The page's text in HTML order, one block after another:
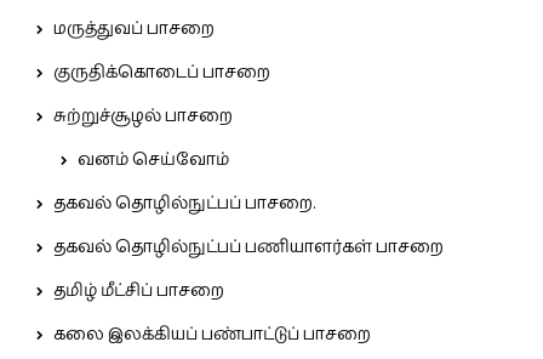
மருத்துவப் பாசறை
குருதிக்கொடைப் பாசறை
சுற்றுச்சூழல் பாசறை
வனம் செய்வோம்
தகவல் தொழில்நுட்பப் பாசறை.
தகவல் தொழில்நுட்பப் பணியாளர்கள் பாசறை
தமிழ் மீட்சிப் பாசறை
கலை இலக்கியப் பண்பாட்டுப் பாசறை